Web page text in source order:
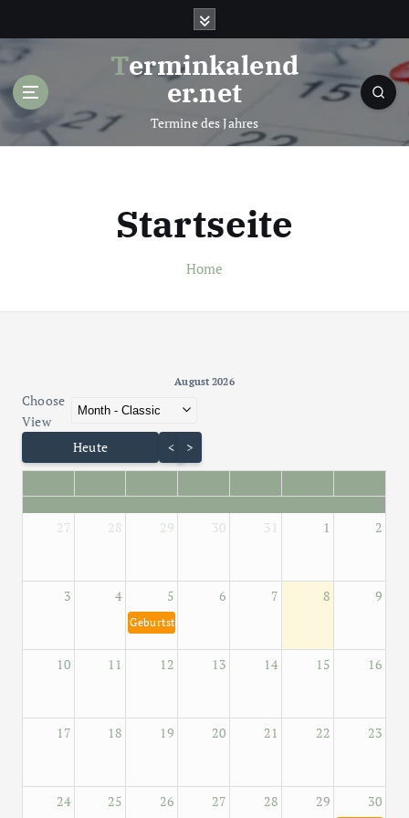
Terminkalend
er.net
Termine des Jahres
Startseite
Home
Skip Calendar
August 2026 - current view is dayGridMonth
August 2026
Choose
View
Heute
< >
27 28 29 30 31 1 2
3 4 5
Geburtstag von Helene Fischer 5. August 1984
6 7 8 9
10 11 12 13 14 15 16
17 18 19 20 21 22 23
24 25 26 27 28 29 30